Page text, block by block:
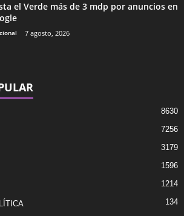
el Verde más de 3 mdp por anuncios en
7 agosto, 2026
8630
7256
3179
1596
1214
134